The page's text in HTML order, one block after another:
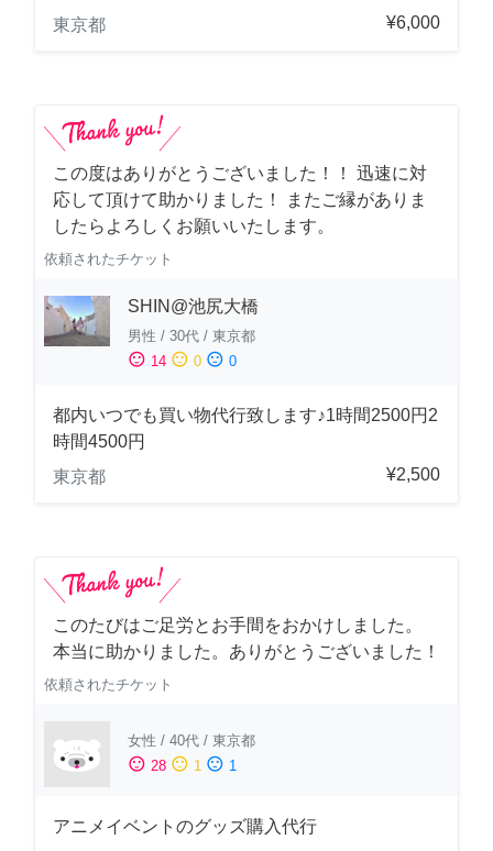
東京都
¥6,000
この度はありがとうございました！！ 迅速に対
応して頂けて助かりました！ またご縁がありま
したらよろしくお願いいたします。
依頼されたチケット
SHIN@池尻大橋
男性 / 30代 / 東京都
sentiment_satisfied 14 sentiment_neutral 0 sentiment_dissatisfied 0
都内いつでも買い物代行致します♪1時間2500円2
時間4500円
東京都
¥2,500
このたびはご足労とお手間をおかけしました。
本当に助かりました。ありがとうございました！
依頼されたチケット
女性 / 40代 / 東京都
sentiment_satisfied 28 sentiment_neutral 1 sentiment_dissatisfied 1
アニメイベントのグッズ購入代行